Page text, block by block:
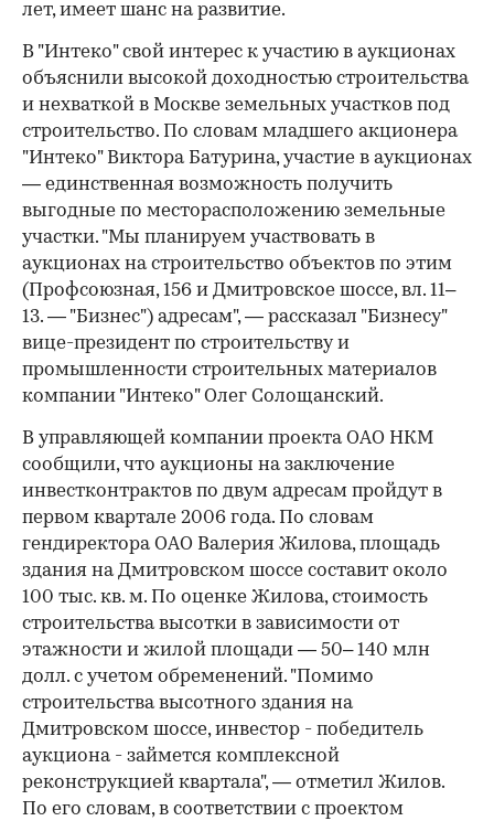
лет, имеет шанс на развитие.
В "Интеко" свой интерес к участию в аукционах
объяснили высокой доходностью строительства
и нехваткой в Москве земельных участков под
строительство. По словам младшего акционера
"Интеко" Виктора Батурина, участие в аукционах
— единственная возможность получить
выгодные по месторасположению земельные
участки. "Мы планируем участвовать в
аукционах на строительство объектов по этим
(Профсоюзная, 156 и Дмитровское шоссе, вл. 11–
13. — "Бизнес") адресам", — рассказал "Бизнесу"
вице-президент по строительству и
промышленности строительных материалов
компании "Интеко" Олег Солощанский.
В управляющей компании проекта ОАО НКМ
сообщили, что аукционы на заключение
инвестконтрактов по двум адресам пройдут в
первом квартале 2006 года. По словам
гендиректора ОАО Валерия Жилова, площадь
здания на Дмитровском шоссе составит около
100 тыс. кв. м. По оценке Жилова, стоимость
строительства высотки в зависимости от
этажности и жилой площади — 50– 140 млн
долл. с учетом обременений. "Помимо
строительства высотного здания на
Дмитровском шоссе, инвестор - победитель
аукциона - займется комплексной
реконструкцией квартала", — отметил Жилов.
По его словам, в соответствии с проектом